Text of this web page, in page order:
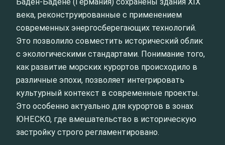
века, реконструированные с применением
современных энергосберегающих технологий.
Это позволило совместить исторический облик
с экологическими стандартами. Понимание того,
как развитие морских курортов происходило в
различные эпохи, позволяет интегрировать
культурный контекст в современные проекты.
Это особенно актуально для курортов в зонах
ЮНЕСКО, где вмешательство в историческую
застройку строго регламентировано.